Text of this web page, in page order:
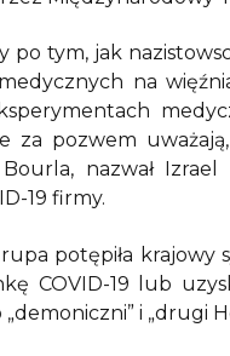
po tym, jak
na
za pozwem
nazwał
19 firmy.
potępiła
COVID-19 lub
i „drugi